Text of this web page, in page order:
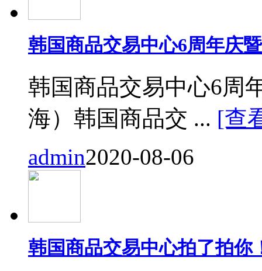
韩国商品交易中心6周年庆
韩国商品交易中心6周
海）韩国商品交 ... [查
admin2020-08-06
韩国商品交易中心拍了拍你